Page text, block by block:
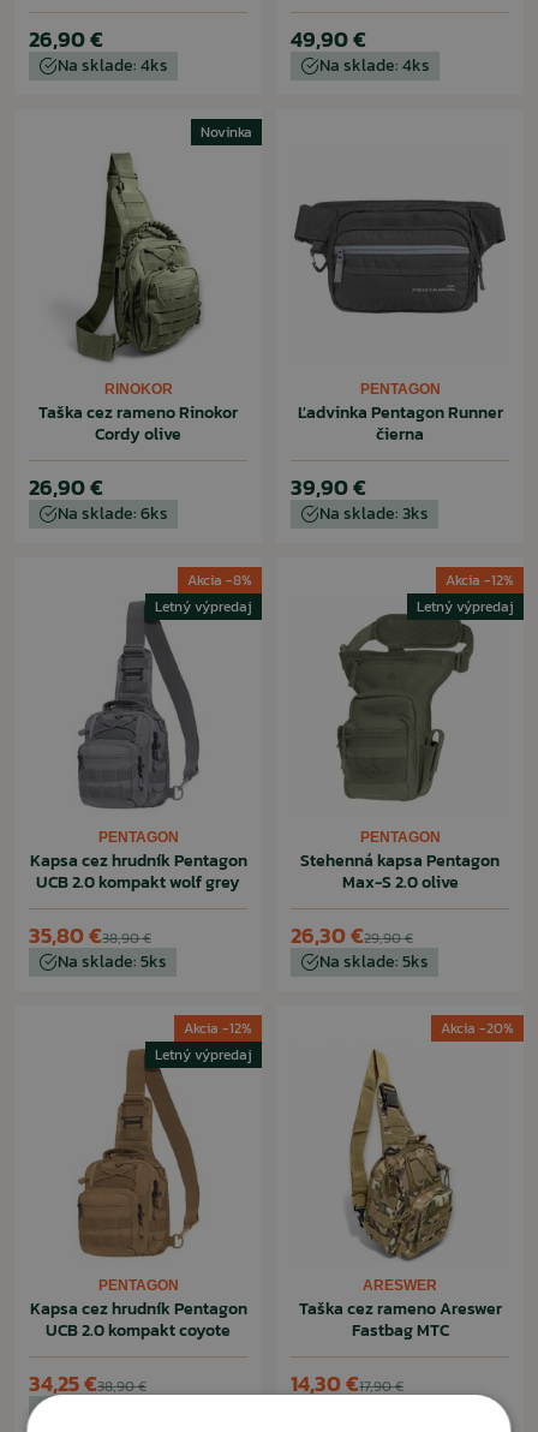
26,90 €
Na sklade: 4ks
49,90 €
Na sklade: 4ks
Novinka
RINOKOR
Taška cez rameno Rinokor
Cordy olive
26,90 €
Na sklade: 6ks
PENTAGON
Ľadvinka Pentagon Runner
čierna
39,90 €
Na sklade: 3ks
Akcia -8%
Letný výpredaj
PENTAGON
Kapsa cez hrudník Pentagon
UCB 2.0 kompakt wolf grey
38,90 €
35,80 €
Na sklade: 5ks
Akcia -12%
Letný výpredaj
PENTAGON
Stehenná kapsa Pentagon
Max-S 2.0 olive
29,90 €
26,30 €
Na sklade: 5ks
Akcia -12%
Letný výpredaj
PENTAGON
Kapsa cez hrudník Pentagon
UCB 2.0 kompakt coyote
38,90 €
34,25 €
Akcia -20%
ARESWER
Taška cez rameno Areswer
Fastbag MTC
17,90 €
14,30 €